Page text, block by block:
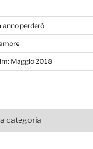
anno perderò
Maggio 2018